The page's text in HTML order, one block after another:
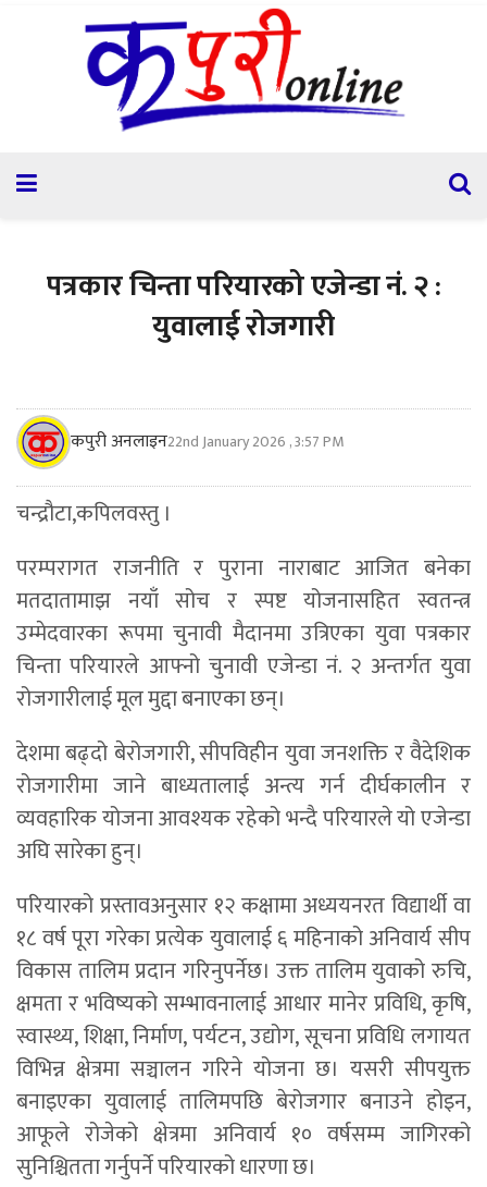
पत्रकार चिन्ता परियारको एजेन्डा नं. २ :
युवालाई रोजगारी
कपुरी अनलाइन22nd January 2026 , 3:57 PM
चन्द्रौटा,कपिलवस्तु ।
परम्परागत राजनीति र पुराना नाराबाट आजित बनेका
मतदातामाझ नयाँ सोच र स्पष्ट योजनासहित स्वतन्त्र
उम्मेदवारका रूपमा चुनावी मैदानमा उत्रिएका युवा पत्रकार
चिन्ता परियारले आफ्नो चुनावी एजेन्डा नं. २ अन्तर्गत युवा
रोजगारीलाई मूल मुद्दा बनाएका छन्।
देशमा बढ्दो बेरोजगारी, सीपविहीन युवा जनशक्ति र वैदेशिक
रोजगारीमा जाने बाध्यतालाई अन्त्य गर्न दीर्घकालीन र
व्यवहारिक योजना आवश्यक रहेको भन्दै परियारले यो एजेन्डा
अघि सारेका हुन्।
परियारको प्रस्तावअनुसार १२ कक्षामा अध्ययनरत विद्यार्थी वा
१८ वर्ष पूरा गरेका प्रत्येक युवालाई ६ महिनाको अनिवार्य सीप
विकास तालिम प्रदान गरिनुपर्नेछ। उक्त तालिम युवाको रुचि,
क्षमता र भविष्यको सम्भावनालाई आधार मानेर प्रविधि, कृषि,
स्वास्थ्य, शिक्षा, निर्माण, पर्यटन, उद्योग, सूचना प्रविधि लगायत
विभिन्न क्षेत्रमा सञ्चालन गरिने योजना छ। यसरी सीपयुक्त
बनाइएका युवालाई तालिमपछि बेरोजगार बनाउने होइन,
आफूले रोजेको क्षेत्रमा अनिवार्य १० वर्षसम्म जागिरको
सुनिश्चितता गर्नुपर्ने परियारको धारणा छ।